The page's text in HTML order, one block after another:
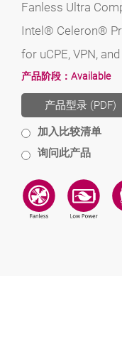
Fanless Ultra
Intel® Celeron®
for uCPE, VPN,
产品阶段： Available
产品型录 (PDF)
加入比较清单
询问此产品